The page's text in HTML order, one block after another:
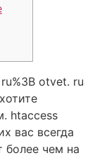
otvet. ru
htaccess
вас всегда
более чем на